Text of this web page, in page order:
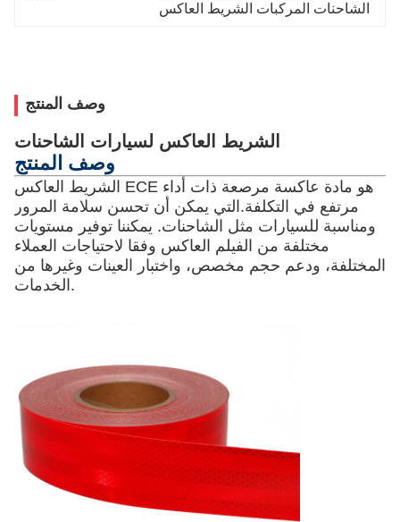
الشاحنات المركبات الشريط العاكس
وصف المنتج
الشريط العاكس لسيارات الشاحنات
وصف المنتج
الشريط العاكس ECE هو مادة عاكسة مرصعة ذات أداء
مرتفع في التكلفة.التي يمكن أن تحسن سلامة المرور
ومناسبة للسيارات مثل الشاحنات. يمكننا توفير مستويات
مختلفة من الفيلم العاكس وفقا لاحتياجات العملاء
المختلفة، ودعم حجم مخصص، واختبار العينات وغيرها من
الخدمات.